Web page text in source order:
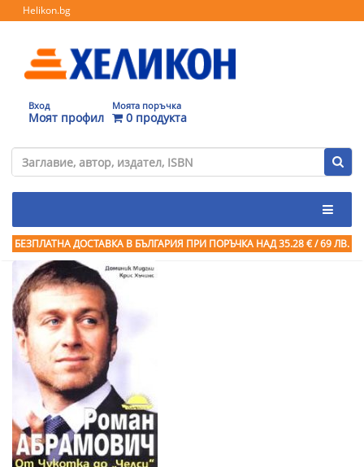
Helikon.bg
Вход
Моят профил
Моята поръчка
0 продукта
БЕЗПЛАТНА ДОСТАВКА В БЪЛГАРИЯ ПРИ ПОРЪЧКА НАД 35.28 € / 69 ЛВ.